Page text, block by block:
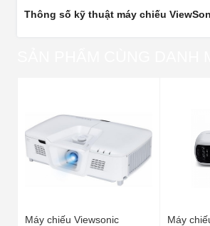
Thông số kỹ thuật máy chiếu
Máy chiếu Viewsonic
Máy